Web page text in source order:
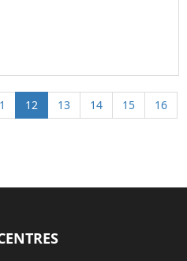
12 13 14 15 16